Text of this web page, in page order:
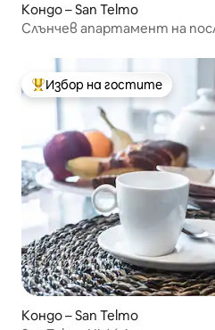
Кондо – San Telmo
Слънчев апартамент на
Най-популярен избор на
Избор на гостите
Кондо – San Telmo